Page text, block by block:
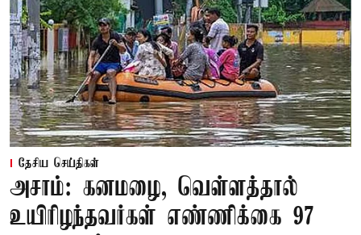
தேசிய செய்திகள்
அசாம்: கனமழை, வெள்ளத்தால்
உயிரிழந்தவர்கள் எண்ணிக்கை 97